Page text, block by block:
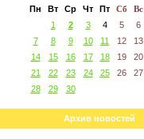
Пн
Вт Ср Чт Пт Сб
Вс
1
2 3 4 5
6
7
8 9 10 11 12
13
14
15 16 17 18 19
20
21
22 23 24 25 26
27
28
29 30
Архив новостей